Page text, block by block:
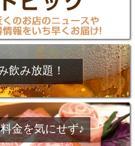
飲み放題！
金を気にせず♪